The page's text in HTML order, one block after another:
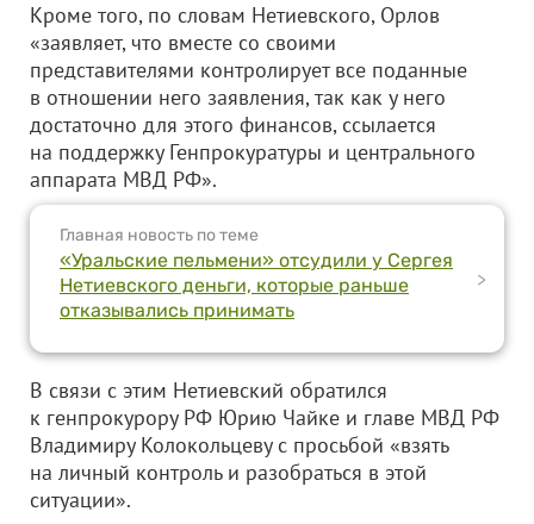
Кроме того, по словам Нетиевского, Орлов
«заявляет, что вместе со своими
представителями контролирует все поданные
в отношении него заявления, так как у него
достаточно для этого финансов, ссылается
на поддержку Генпрокуратуры и центрального
аппарата МВД РФ».
Главная новость по теме
«Уральские пельмени» отсудили у Сергея
Нетиевского деньги, которые раньше
отказывались принимать
>
В связи с этим Нетиевский обратился
к генпрокурору РФ Юрию Чайке и главе МВД РФ
Владимиру Колокольцеву с просьбой «взять
на личный контроль и разобраться в этой
ситуации».